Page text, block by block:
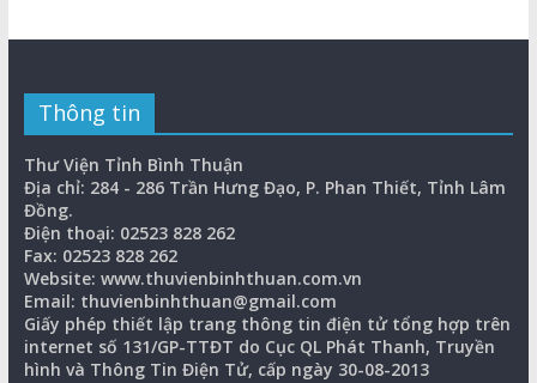
Thông tin
Thư Viện Tỉnh Bình Thuận
Địa chỉ: 284 - 286 Trần Hưng Đạo, P. Phan Thiết, Tỉnh Lâm
Đồng.
Điện thoại: 02523 828 262
Fax: 02523 828 262
Website: www.thuvienbinhthuan.com.vn
Email: thuvienbinhthuan@gmail.com
Giấy phép thiết lập trang thông tin điện tử tổng hợp trên
internet số 131/GP-TTĐT do Cục QL Phát Thanh, Truyền
hình và Thông Tin Điện Tử, cấp ngày 30-08-2013